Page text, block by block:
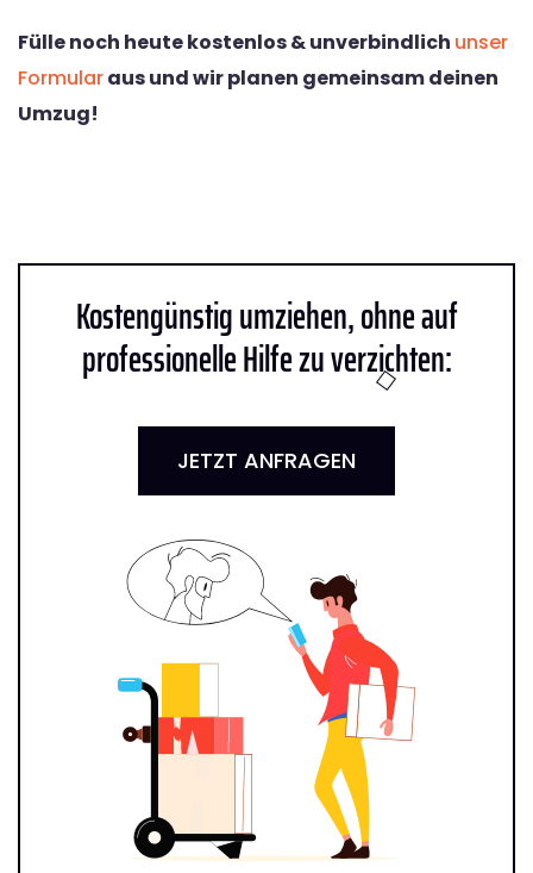
Fülle noch heute kostenlos & unverbindlich unser
Formularaus und wir planen gemeinsam deinen
Umzug!
Kostengünstig umziehen, ohne auf
professionelle Hilfe zu verzichten:
JETZT ANFRAGEN